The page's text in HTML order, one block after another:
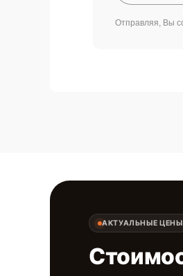
Отправляя, Вы
АКТУАЛЬНЫЕ ЦЕНЫ